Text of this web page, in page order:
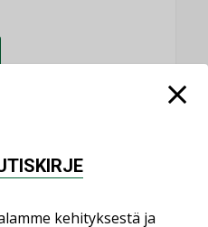
kehityksestä ja